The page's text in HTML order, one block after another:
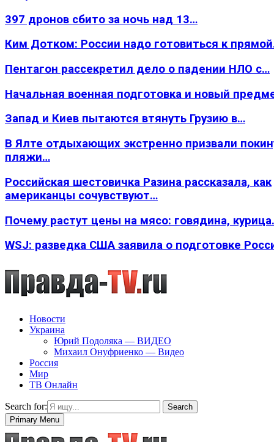
397 дронов сбито за ночь над 13…
Ким Дотком: России надо готовиться к
Пентагон рассекретил дело о падении НЛО с…
Начальная военная подготовка и новый
Запад и Киев пытаются втянуть Грузию в…
В Ялте отдыхающих экстренно призвали
пляжи…
Российская шестовичка Разина рассказала, как
американцы сочувствуют…
Почему растут цены на мясо: говядина,
WSJ: разведка США заявила о подготовке
Новости
Украина
Юрий Подоляка — ВИДЕО
Михаил Онуфриенко — Видео
Россия
Мир
ТВ Онлайн
Search for:
Search
Primary Menu